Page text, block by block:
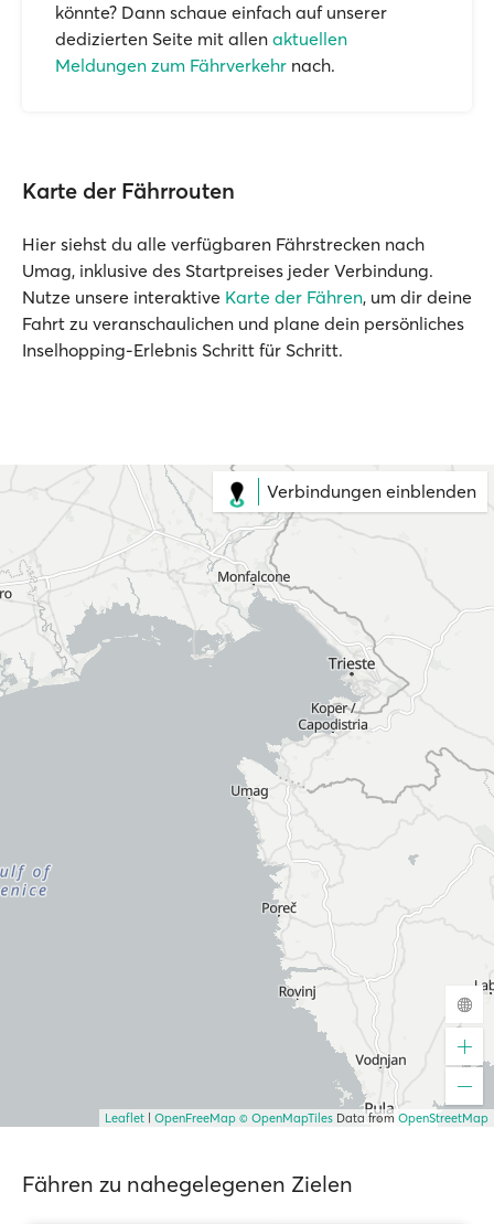
könnte? Dann schaue einfach auf unserer
dedizierten Seite mit allen aktuellen
Meldungen zum Fährverkehr nach.
Karte der Fährrouten
Hier siehst du alle verfügbaren Fährstrecken nach
Umag, inklusive des Startpreises jeder Verbindung.
Nutze unsere interaktive Karte der Fähren, um dir deine
Fahrt zu veranschaulichen und plane dein persönliches
Inselhopping-Erlebnis Schritt für Schritt.
Verbindungen einblenden
Leaflet OpenFreeMap © OpenMapTiles Data from OpenStreetMap
Fähren zu nahegelegenen Zielen